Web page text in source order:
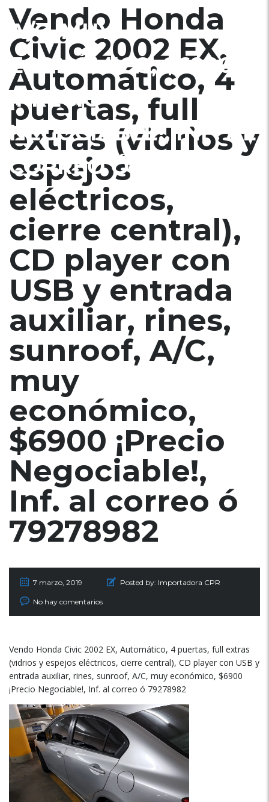
A/C, MUY
ECONÓMICO, $6900
¡PRECIO
NEGOCIABLE!, INF. AL
CORREO Ó 79278982
Vendo Honda
Civic 2002 EX,
Automático, 4
puertas, full
extras (vidrios y
espejos
eléctricos,
cierre central),
CD player con
USB y entrada
auxiliar, rines,
sunroof, A/C,
muy
económico,
$6900 ¡Precio
Negociable!,
Inf. al correo ó
79278982
7 marzo, 2019 Posted by: Importadora CPR
No hay comentarios
Vendo Honda Civic 2002 EX, Automático, 4 puertas, full extras
(vidrios y espejos eléctricos, cierre central), CD player con USB y
entrada auxiliar, rines, sunroof, A/C, muy económico, $6900
¡Precio Negociable!, Inf. al correo ó 79278982